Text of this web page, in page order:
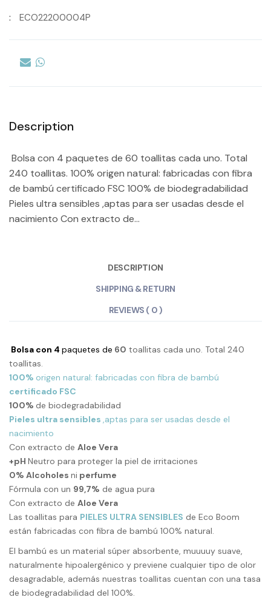
: ECO22200004P
Description
Bolsa con 4 paquetes de 60 toallitas cada uno. Total
240 toallitas. 100% origen natural: fabricadas con fibra
de bambú certificado FSC 100% de biodegradabilidad
Pieles ultra sensibles ,aptas para ser usadas desde el
nacimiento Con extracto de...
DESCRIPTION
SHIPPING & RETURN
REVIEWS ( 0 )
Bolsa con 4 paquetes de 60 toallitas cada uno. Total 240
toallitas.
100% origen natural: fabricadas con fibra de bambú
certificado FSC
100% de biodegradabilidad
Pieles ultra sensibles ,aptas para ser usadas desde el
nacimiento
Con extracto de Aloe Vera
+pH Neutro para proteger la piel de irritaciones
0% Alcoholes ni perfume
Fórmula con un 99,7% de agua pura
Con extracto de Aloe Vera
Las toallitas para PIELES ULTRA SENSIBLES de Eco Boom
están fabricadas con fibra de bambú 100% natural.
El bambú es un material súper absorbente, muuuuy suave,
naturalmente hipoalergénico y previene cualquier tipo de olor
desagradable, además nuestras toallitas cuentan con una tasa
de biodegradabilidad del 100%.